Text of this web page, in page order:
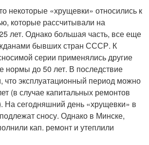
некоторые «хрущевки» относились к
которые рассчитывали на
лет. Однако большая часть, все еще
бывших стран СССР. К
серии применялись другие
нормы до 50 лет. В последствие
что эксплуатационный период можно
(в случае капитальных ремонтов
На сегодняшний день «хрущевки» в
сносу. Однако в Минске,
кап. ремонт и утеплили